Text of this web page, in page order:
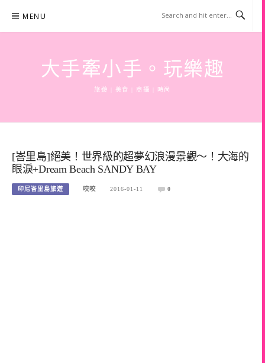
content
MENU
大手牽小手。玩樂趣
旅遊 | 美食 | 商攝 | 時尚
[峇里島]絕美！世界級的超夢幻浪漫景觀～！大海的
眼淚+Dream Beach SANDY BAY
印尼峇里島旅遊 咬咬 2016-01-11 0